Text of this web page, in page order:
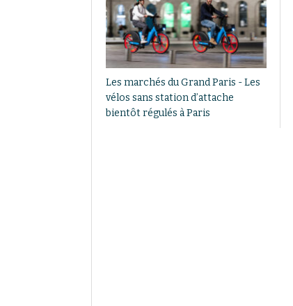
Les marchés du Grand Paris - Les
vélos sans station d’attache
bientôt régulés à Paris